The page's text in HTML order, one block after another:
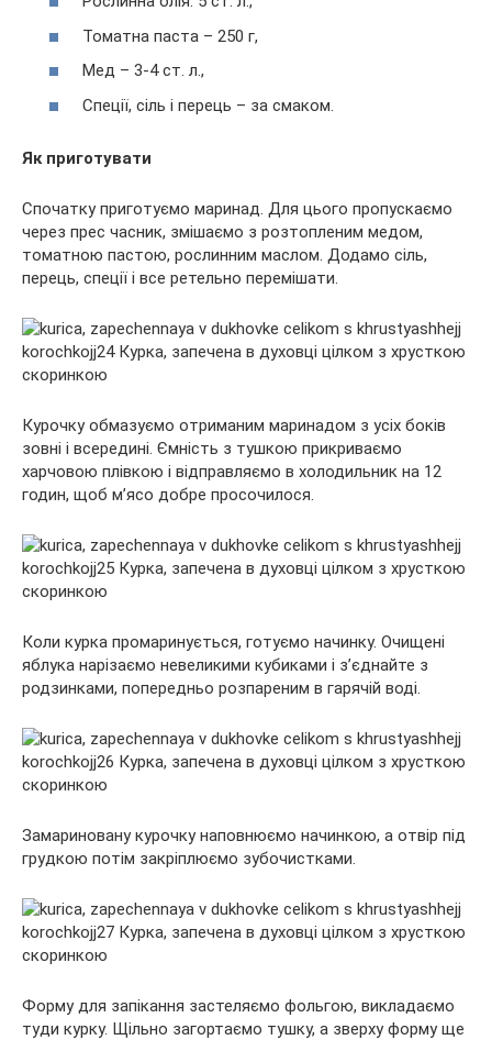
Томатна паста – 250 г,
Мед – 3-4 ст. л.,
Спеції, сіль і перець – за смаком.
Як приготувати
Спочатку приготуємо маринад. Для цього пропускаємо
через прес часник, змішаємо з розтопленим медом,
томатною пастою, рослинним маслом. Додамо сіль,
перець, спеції і все ретельно перемішати.
Курочку обмазуємо отриманим маринадом з усіх боків
зовні і всередині. Ємність з тушкою прикриваємо
харчовою плівкою і відправляємо в холодильник на 12
годин, щоб м’ясо добре просочилося.
Коли курка промаринується, готуємо начинку. Очищені
яблука нарізаємо невеликими кубиками і з’єднайте з
родзинками, попередньо розпареним в гарячій воді.
Замариновану курочку наповнюємо начинкою, а отвір під
грудкою потім закріплюємо зубочистками.
Форму для запікання застеляємо фольгою, викладаємо
туди курку. Щільно загортаємо тушку, а зверху форму ще